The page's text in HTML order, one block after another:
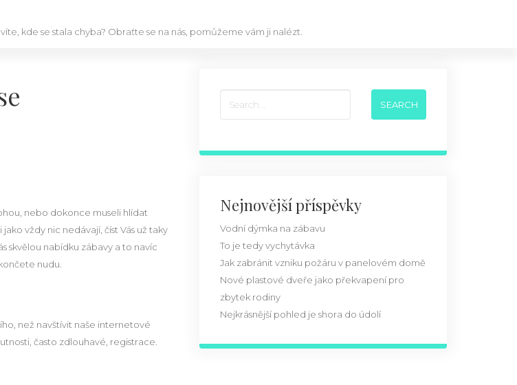
kde se stala chyba? Obraťte se na nás, pomůžeme vám ji nalézt.
nebo dokonce museli hlídat
vždy nic nedávají, číst Vás už taky
skvělou nabídku zábavy a to navíc
nudu.
než navštívit naše internetové
často zdlouhavé, registrace.
Nejnovější příspěvky
Vodní dýmka na zábavu
To je tedy vychytávka
Jak zabránit vzniku požáru v panelovém domě
Nové plastové dveře jako překvapení pro
zbytek rodiny
Nejkrásnější pohled je shora do údolí